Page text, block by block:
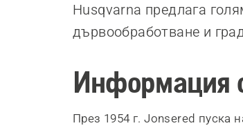
Husqvarna предлага
дървообработване и
Информация
През 1954 г. Jonsered пуска